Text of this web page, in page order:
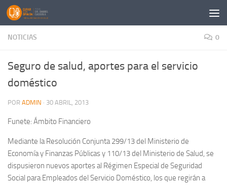
Saltar al contenido
NOTICIAS 0
Seguro de salud, aportes para el servicio
doméstico
POR ADMIN · 30 ABRIL, 2013
Funete: Ámbito Financiero
Mediante la Resolución Conjunta 299/13 del Ministerio de
Economía y Finanzas Públicas y 110/13 del Ministerio de Salud, se
dispusieron nuevos aportes al Régimen Especial de Seguridad
Social para Empleados del Servicio Doméstico, los que regirán a